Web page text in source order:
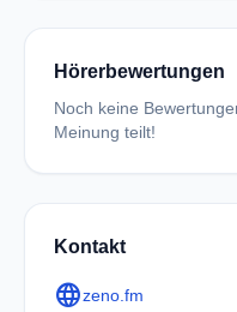
Hörerbewertungen
Noch keine
Meinung teilt!
Kontakt
languagezeno.fm